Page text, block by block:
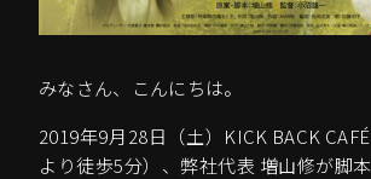
みなさん、こんにちは。
2019年9月28日（土）KICK BACK
より徒歩5分）、弊社代表 増山修が脚